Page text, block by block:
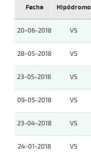
Fecha Hipódromo
20-06-2018 VS
28-05-2018 VS
23-05-2018 VS
09-05-2018 VS
23-04-2018 VS
24-01-2018 VS